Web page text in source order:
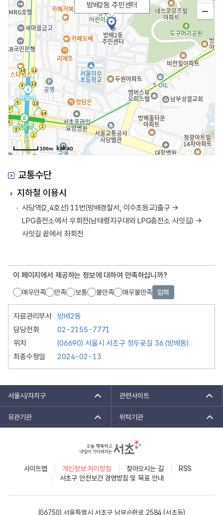
방배2동 주민센터
100m
교통수단
지하철 이용시
사당역(2,4호선) 11번(방배경찰서, 이수초등교)출구 →
LPG충전소에서 우회전(남태령지구대와 LPG충전소 사잇길) →
사잇길 끝에서 좌회전
이 페이지에서 제공하는 정보에 대하여 만족하십니까?
매우만족 만족 보통 불만족 매우불만족 입력
자료관리부서
방배2동
담당전화
02-2155-7771
위치
(06690) 서울시 서초구 청두곶길 36 (방배동)
최종수정일
2024-02-13
서울시/자치구 관련사이트
유관기관 위탁기관
사이트맵 개인정보 처리방침 찾아오시는 길
RSS
서초구 안전보건 경영방침 및 목표 안내
(06750) 서울특별시 서초구 남부순환로 2584 (서초동)